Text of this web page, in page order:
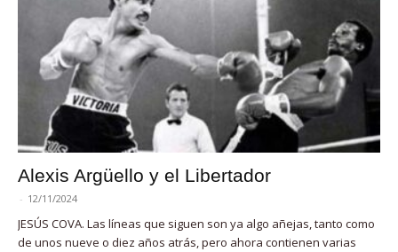
Alexis Argüello y el Libertador
- 12/11/2024
JESÚS COVA. Las líneas que siguen son ya algo añejas, tanto como
de unos nueve o diez años atrás, pero ahora contienen varias